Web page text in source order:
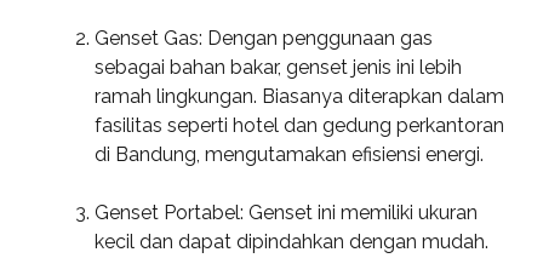
Genset Gas: Dengan penggunaan gas
sebagai bahan bakar, genset jenis ini lebih
ramah lingkungan. Biasanya diterapkan dalam
fasilitas seperti hotel dan gedung perkantoran
di Bandung, mengutamakan efisiensi energi.
Genset Portabel: Genset ini memiliki ukuran
kecil dan dapat dipindahkan dengan mudah.